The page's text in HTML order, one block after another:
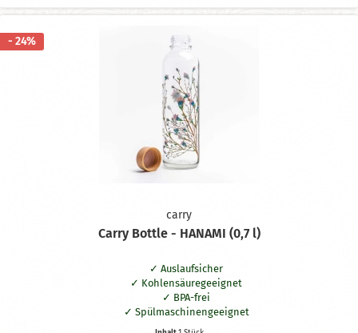
- 24%
carry
Carry Bottle - HANAMI (0,7 l)
Auslaufsicher
Kohlensäuregeeignet
BPA-frei
Spülmaschinengeeignet